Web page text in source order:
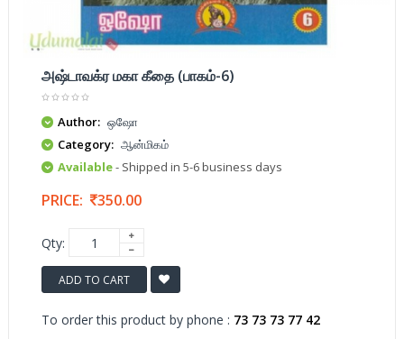
அஷ்டாவக்ர மகா கீதை (பாகம்-6)
Author: ஒஷோ
Category: ஆன்மிகம்
Available- Shipped in 5-6 business days
PRICE: 350.00
Qty:
ADD TO CART
To order this product by phone : 73 73 73 77 42